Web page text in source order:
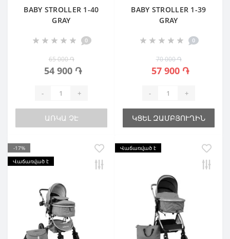
BABY STROLLER 1-40
GRAY
0
65 000 ֏
54 900 ֏
- +
ԱՌԿԱ ՉԷ
BABY STROLLER 1-39
GRAY
0
70 000 ֏
57 900 ֏
- +
ԿՑԵԼ ԶԱՄԲՅՈՒՂԻՆ
-17%
Վաճառված է
Վաճառված է